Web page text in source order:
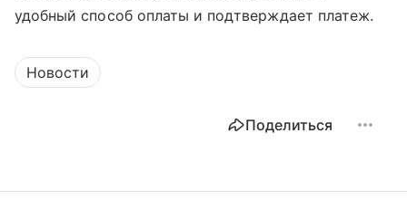
удобный способ оплаты и подтверждает платеж.
Новости
Поделиться